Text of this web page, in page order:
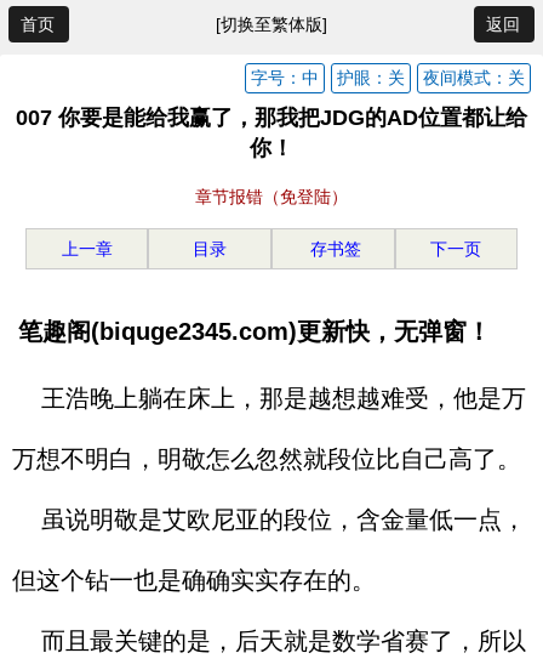
首页 [切换至繁体版] 返回
夜间模式：关
护眼：关
字号：中
007 你要是能给我赢了，那我把JDG的AD位置都让给
你！
章节报错（免登陆）
上一章 目录 存书签 下一页
笔趣阁(biquge2345.com)更新快，无弹窗！
王浩晚上躺在床上，那是越想越难受，他是万
万想不明白，明敬怎么忽然就段位比自己高了。
虽说明敬是艾欧尼亚的段位，含金量低一点，
但这个钻一也是确确实实存在的。
而且最关键的是，后天就是数学省赛了，所以